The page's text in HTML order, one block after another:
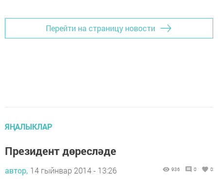
Перейти на страницу новости
ЯҢАЛЫКЛАР
Президент дөресләде
автор, 14 гыйнвар 2014 - 13:26 936 0 0